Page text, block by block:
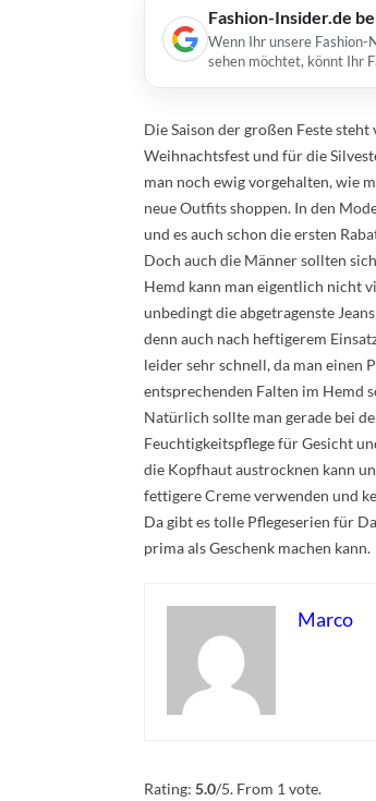
Fashion-Insider.de
Wenn Ihr unsere
sehen möchtet, könnt Ihr
Die Saison der großen Feste
Weihnachtsfest und für die
man noch ewig vorgehalten, wie
neue Outfits shoppen. In den
und es auch schon die ersten
Doch auch die Männer sollten
Hemd kann man eigentlich nicht
unbedingt die abgetragenste
denn auch nach heftigerem
leider sehr schnell, da man einen
entsprechenden Falten im Hemd
Natürlich sollte man gerade bei
Feuchtigkeitspflege für Gesicht
die Kopfhaut austrocknen kann
fettigere Creme verwenden und
Da gibt es tolle Pflegeserien für
prima als Geschenk machen kann.
Marco
Rating: 5.0/5. From 1 vote.